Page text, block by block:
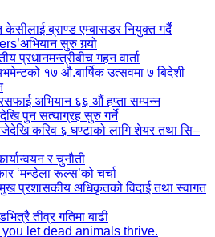
ब्राण्ड एम्बासडर नियुक्त गर्दै
सुरु गर्‍यो
प्रधानमन्त्रीबीच गहन वार्ता
१७ औ.बार्षिक उत्सवमा ७ बिदेशी
अभियान ६६ औं हप्ता सम्पन्न
पुन सत्याग्रह सुरु गर्ने
करिव ६ घण्टाको लागि शेयर तथा सि–
र चुनौती
‘मन्डेला रूल्स’को चर्चा
प्रशासकीय अधिकृतको विदाई तथा स्वागत
तीव्र गतिमा बाढी
let dead animals thrive.